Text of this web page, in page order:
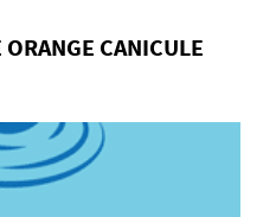
CANICULE